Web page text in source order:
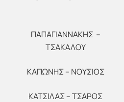
ΠΑΠΑΓΙΑΝΝΑΚΗΣ –
ΤΣΑΚΑΛΟΥ
ΚΑΠΩΝΗΣ – ΝΟΥΣΙΟΣ
ΚΑΤΣΙΛΑΣ – ΤΣΑΡΟΣ